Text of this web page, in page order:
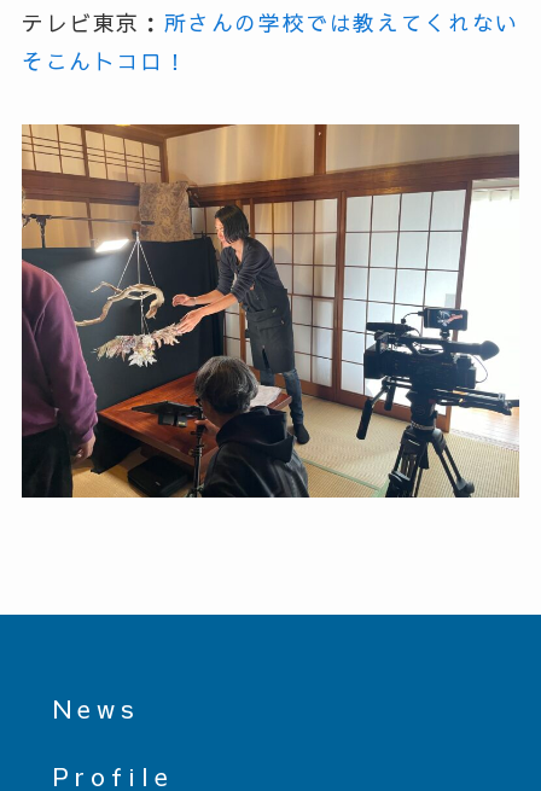
テレビ東京： 所さんの学校では教えてくれない
そこんトコロ！
News
Profile